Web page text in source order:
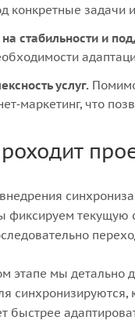
конкретные задачи
стабильности и
услуг.
что
фиксируем текущую
этапе мы детально
быстрее